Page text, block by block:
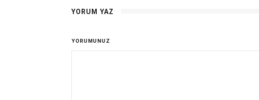
YORUM YAZ
YORUMUNUZ